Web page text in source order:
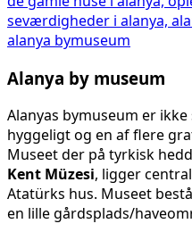
Alanya by museum
Alanyas bymuseum er
hyggeligt og en af flere
Museet der på tyrkisk
Kent Müzesi, ligger
Atatürks hus. Museet
en lille gårdsplads/